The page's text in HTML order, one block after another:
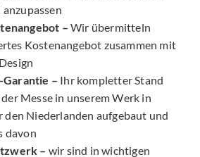
– Wir übermitteln
Kostenangebot zusammen mit
Garantie – Ihr kompletter Stand
Messe in unserem Werk in
den Niederlanden aufgebaut und
davon
– wir sind in wichtigen